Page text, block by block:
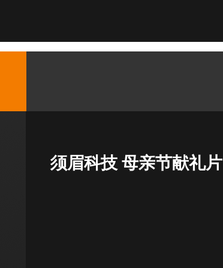
须眉科技 母亲节献礼片